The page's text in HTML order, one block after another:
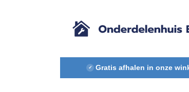
✓ Gratis afhalen in onze